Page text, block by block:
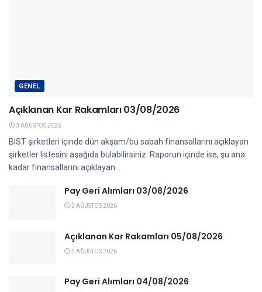
GENEL
Açıklanan Kar Rakamları 03/08/2026
3 AĞUSTOS 2026
BIST şirketleri içinde dün akşam/bu sabah finansallarını açıklayan
şirketler listesini aşağıda bulabilirsiniz. Raporun içinde ise, şu ana
kadar finansallarını açıklayan...
Pay Geri Alımları 03/08/2026
3 AĞUSTOS 2026
Açıklanan Kar Rakamları 05/08/2026
5 AĞUSTOS 2026
Pay Geri Alımları 04/08/2026